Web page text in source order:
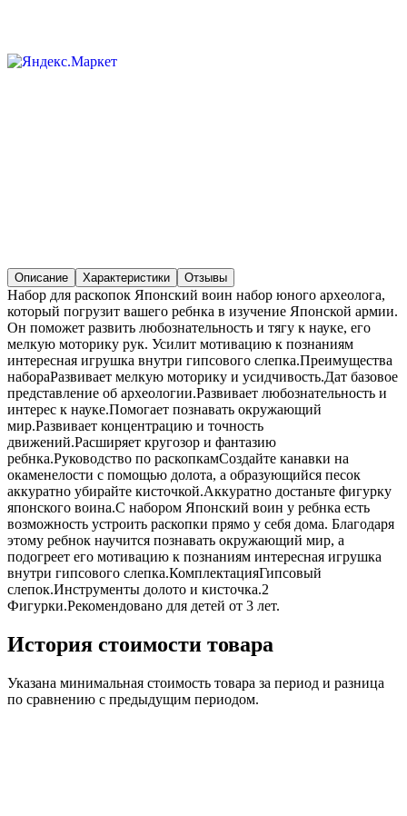
Описание Характеристики Отзывы
Набор для раскопок Японский воин набор юного археолога,
который погрузит вашего ребнка в изучение Японской армии.
Он поможет развить любознательность и тягу к науке, его
мелкую моторику рук. Усилит мотивацию к познаниям
интересная игрушка внутри гипсового слепка.Преимущества
набораРазвивает мелкую моторику и усидчивость.Дат базовое
представление об археологии.Развивает любознательность и
интерес к науке.Помогает познавать окружающий
мир.Развивает концентрацию и точность
движений.Расширяет кругозор и фантазию
ребнка.Руководство по раскопкамСоздайте канавки на
окаменелости с помощью долота, а образующийся песок
аккуратно убирайте кисточкой.Аккуратно достаньте фигурку
японского воина.С набором Японский воин у ребнка есть
возможность устроить раскопки прямо у себя дома. Благодаря
этому ребнок научится познавать окружающий мир, а
подогреет его мотивацию к познаниям интересная игрушка
внутри гипсового слепка.КомплектацияГипсовый
слепок.Инструменты долото и кисточка.2
Фигурки.Рекомендовано для детей от 3 лет.
История стоимости товара
Указана минимальная стоимость товара за период и разница
по сравнению с предыдущим периодом.